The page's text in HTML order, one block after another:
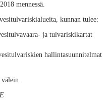
mennessä.
kunnan tulee:
ja tulvariskikartat
hallintasuunnitelmat
välein.